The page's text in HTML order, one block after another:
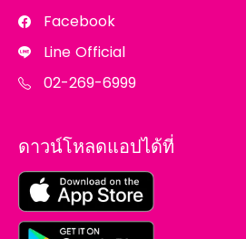
Facebook
Line Official
02-269-6999
ดาวน์โหลดแอปได้ที่